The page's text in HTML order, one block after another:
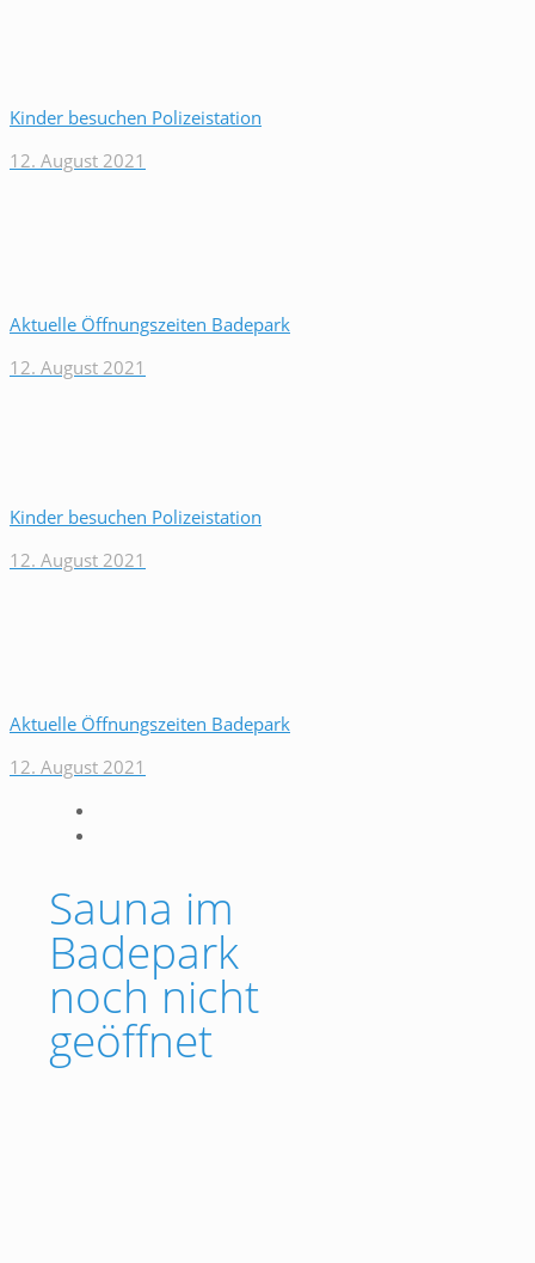
Kinder besuchen Polizeistation
12. August 2021
Aktuelle Öffnungszeiten Badepark
12. August 2021
Kinder besuchen Polizeistation
12. August 2021
Aktuelle Öffnungszeiten Badepark
12. August 2021
Sauna im
Badepark
noch nicht
geöffnet